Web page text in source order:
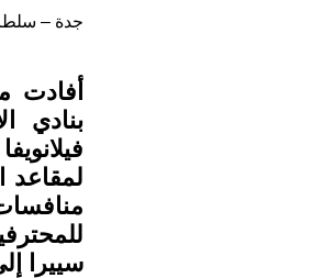
جدة –
أفادت
بنادي
لمقاعد
سييرا